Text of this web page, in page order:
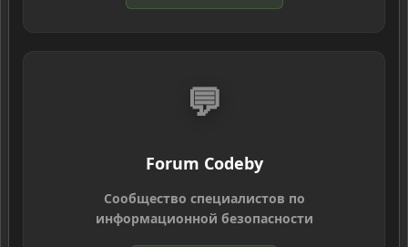
💬
Forum Codeby
Сообщество специалистов по
информационной безопасности